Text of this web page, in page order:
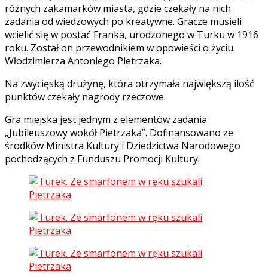
różnych zakamarków miasta, gdzie czekały na nich
zadania od wiedzowych po kreatywne. Gracze musieli
wcielić się w postać Franka, urodzonego w Turku w 1916
roku. Został on przewodnikiem w opowieści o życiu
Włodzimierza Antoniego Pietrzaka.
Na zwycięską drużynę, która otrzymała największą ilość
punktów czekały nagrody rzeczowe.
Gra miejska jest jednym z elementów zadania
„Jubileuszowy wokół Pietrzaka”. Dofinansowano ze
środków Ministra Kultury i Dziedzictwa Narodowego
pochodzących z Funduszu Promocji Kultury.